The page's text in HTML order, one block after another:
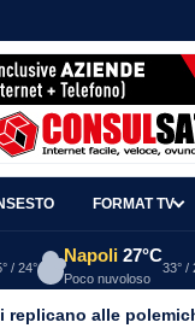
FORMAT TV
/ 24°
Napoli 27°C
Poco nuvoloso
33° /
replicano alle